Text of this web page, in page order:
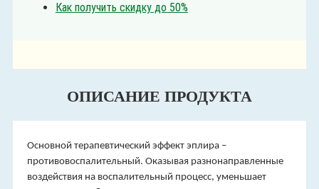
Как получить скидку до 50%
ОПИСАНИЕ ПРОДУКТА
Основной терапевтический эффект эплира –
противовоспалительный. Оказывая разнонаправленные
воздействия на воспалительный процесс, уменьшает